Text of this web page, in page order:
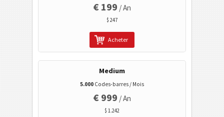
LinkedIn profil d'usager
LinkedIn profil d'entreprise
LinkedIn Share
Google Play - la recherche des fabricants
Aztec
Codes de santé
€ 199 / An
$ 247
Acheter
Medium
5.000 Codes-barres / Mois
€ 999 / An
$ 1.242